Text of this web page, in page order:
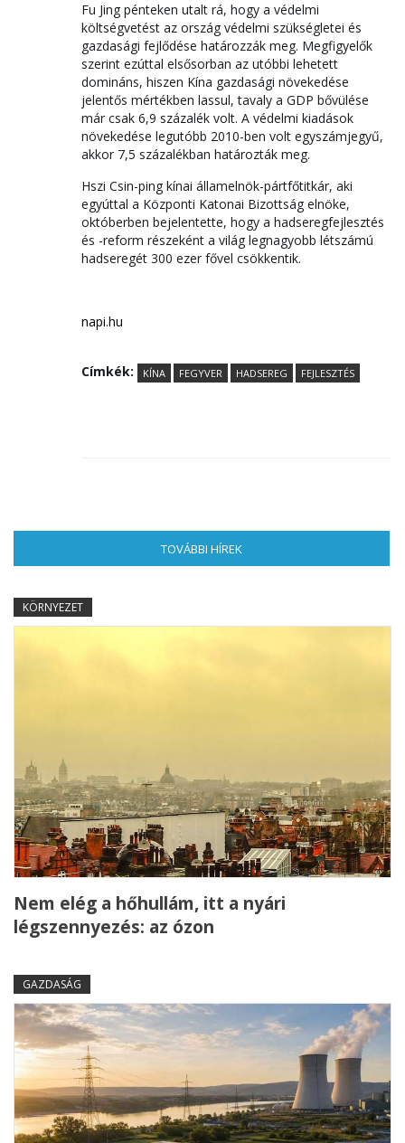
Fu Jing pénteken utalt rá, hogy a védelmi
költségvetést az ország védelmi szükségletei és
gazdasági fejlődése határozzák meg. Megfigyelők
szerint ezúttal elsősorban az utóbbi lehetett
domináns, hiszen Kína gazdasági növekedése
jelentős mértékben lassul, tavaly a GDP bővülése
már csak 6,9 százalék volt. A védelmi kiadások
növekedése legutóbb 2010-ben volt egyszámjegyű,
akkor 7,5 százalékban határozták meg.
Hszi Csin-ping kínai államelnök-pártfőtitkár, aki
egyúttal a Központi Katonai Bizottság elnöke,
októberben bejelentette, hogy a hadseregfejlesztés
és -reform részeként a világ legnagyobb létszámú
hadseregét 300 ezer fővel csökkentik.
napi.hu
Címkék: KÍNA FEGYVER HADSEREG FEJLESZTÉS
TOVÁBBI HÍREK
KÖRNYEZET
Nem elég a hőhullám, itt a nyári
légszennyezés: az ózon
GAZDASÁG